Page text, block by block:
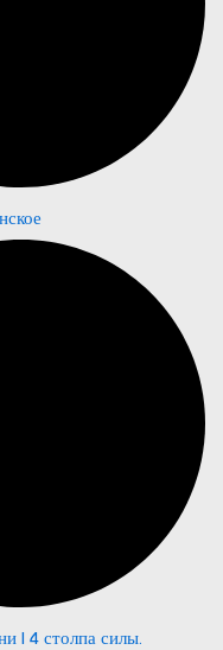
| 4 столпа силы.